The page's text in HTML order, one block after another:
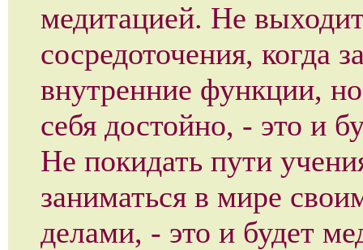
медитацией. Не
сосредоточения, когда
внутренние функции,
себя достойно, - это и
Не покидать пути
заниматься в мире
делами, - это и будет